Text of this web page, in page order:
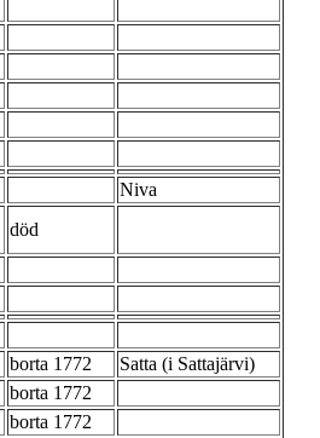
Niva
död
borta 1772
Satta (i Sattajärvi)
borta 1772
borta 1772